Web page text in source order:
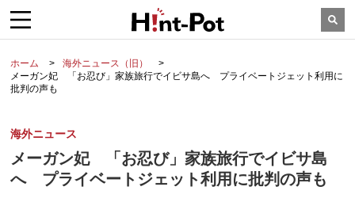
ホーム
海外ニュース（旧）
メーガン妃 「お忍び」家族旅行でイビサ島へ プライベートジェット利用に
批判の声も
海外ニュース
メーガン妃 「お忍び」家族旅行でイビサ島
へ プライベートジェット利用に批判の声も